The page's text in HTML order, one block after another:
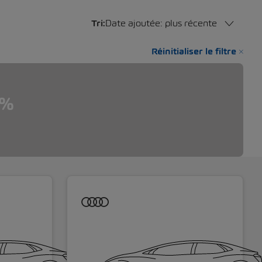
Tri:Date ajoutée: plus récente
Réinitialiser le filtre